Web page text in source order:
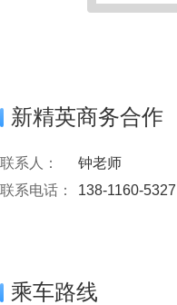
新精英商务合作
联系人：
钟老师
联系电话：
138-1160-5327
乘车路线